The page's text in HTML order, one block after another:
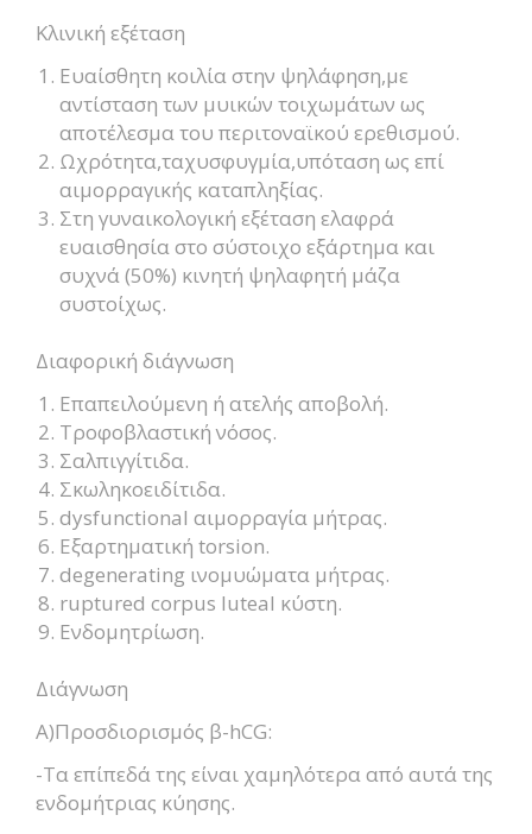
Κλινική εξέταση
Ευαίσθητη κοιλία στην ψηλάφηση,με
αντίσταση των μυικών τοιχωμάτων ως
αποτέλεσμα του περιτοναϊκού ερεθισμού.
Ωχρότητα,ταχυσφυγμία,υπόταση ως επί
αιμορραγικής καταπληξίας.
Στη γυναικολογική εξέταση ελαφρά
ευαισθησία στο σύστοιχο εξάρτημα και
συχνά (50%) κινητή ψηλαφητή μάζα
συστοίχως.
Διαφορική διάγνωση
Επαπειλούμενη ή ατελής αποβολή.
Τροφοβλαστική νόσος.
Σαλπιγγίτιδα.
Σκωληκοειδίτιδα.
dysfunctional αιμορραγία μήτρας.
Εξαρτηματική torsion.
degenerating ινομυώματα μήτρας.
ruptured corpus luteal κύστη.
Ενδομητρίωση.
Διάγνωση
Α)Προσδιορισμός β-hCG:
-Τα επίπεδά της είναι χαμηλότερα από αυτά της
ενδομήτριας κύησης.